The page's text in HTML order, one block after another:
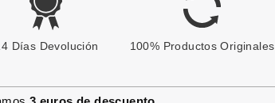
Días Devolución 100% Productos Originales